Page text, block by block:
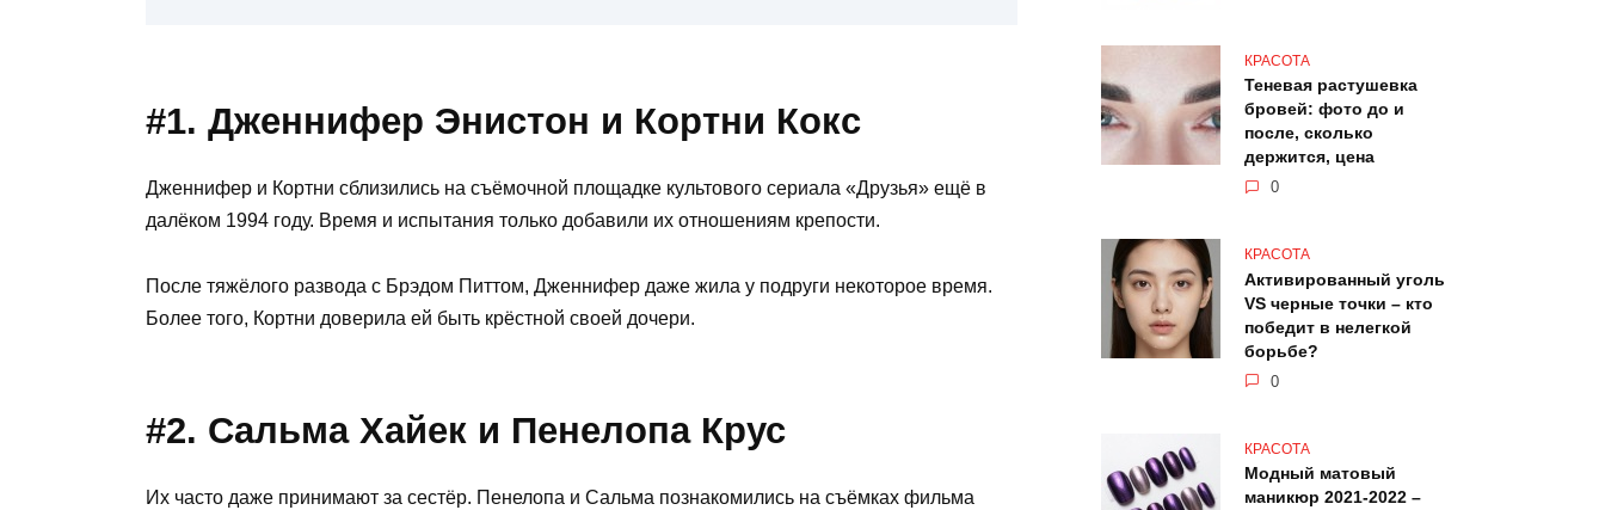
#1. Дженнифер Энистон и Кортни Кокс
Дженнифер и Кортни сблизились на съёмочной площадке культового сериала «Друзья» ещё в
далёком 1994 году. Время и испытания только добавили их отношениям крепости.
После тяжёлого развода с Брэдом Питтом, Дженнифер даже жила у подруги некоторое время.
Более того, Кортни доверила ей быть крёстной своей дочери.
#2. Сальма Хайек и Пенелопа Крус
Их часто даже принимают за сестёр. Пенелопа и Сальма познакомились на съёмках фильма
КРАСОТА
Теневая растушевка
бровей: фото до и
после, сколько
держится, цена
0
КРАСОТА
Активированный уголь
VS черные точки – кто
победит в нелегкой
борьбе?
0
КРАСОТА
Модный матовый
маникюр 2021-2022 –